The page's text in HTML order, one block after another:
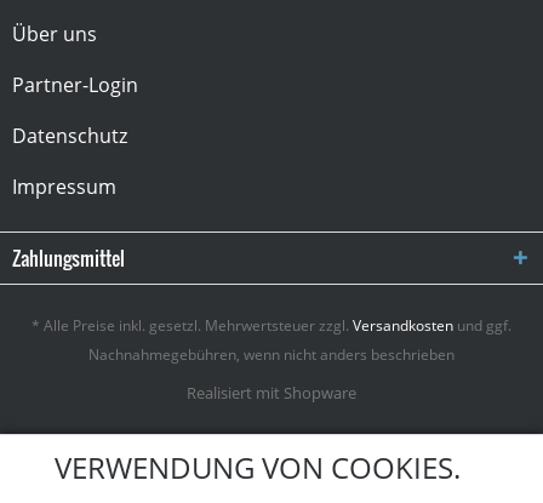
Über uns
Partner-Login
Datenschutz
Impressum
Zahlungsmittel
* Alle Preise inkl. gesetzl. Mehrwertsteuer zzgl. Versandkosten und ggf.
Nachnahmegebühren, wenn nicht anders beschrieben
Realisiert mit Shopware
VERWENDUNG VON COOKIES.